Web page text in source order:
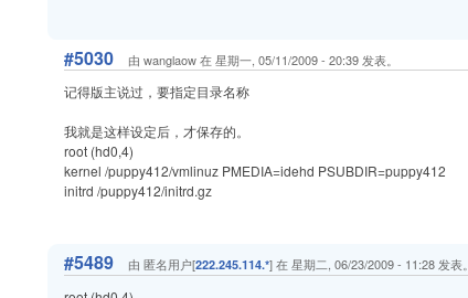
#5030 由 wanglaow 在 星期一, 05/11/2009 - 20:39 发表。
记得版主说过，要指定目录名称
我就是这样设定后，才保存的。
root (hd0,4)
kernel /puppy412/vmlinuz PMEDIA=idehd PSUBDIR=puppy412
initrd /puppy412/initrd.gz
#5489 由 匿名用户[222.245.114.*] 在 星期二, 06/23/2009 - 11:28 发表。